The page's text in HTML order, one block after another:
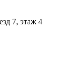
7, этаж 4